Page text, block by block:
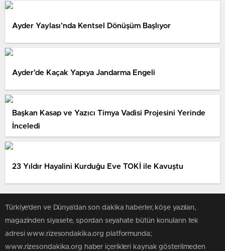
Ayder Yaylası’nda Kentsel Dönüşüm Başlıyor
Ayder’de Kaçak Yapıya Jandarma Engeli
Başkan Kasap ve Yazıcı Timya Vadisi Projesini Yerinde
İnceledi
23 Yıldır Hayalini Kurduğu Eve TOKİ ile Kavuştu
Türkiye'den ve Dünya’dan son dakika haberler, köşe yazıları,
magazinden siyasete, spordan seyahate bütün konuların tek
adresi www.rizesondakika.org platformunda;
www.rizesondakika.org haber içerikleri kaynak gösterilmeden